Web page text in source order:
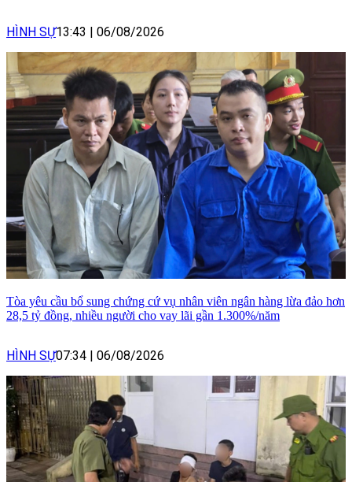
HÌNH SỰ13:43 06/08/2026
Tòa yêu cầu bổ sung chứng cứ vụ nhân viên ngân hàng lừa đảo hơn
28,5 tỷ đồng, nhiều người cho vay lãi gần 1.300%/năm
HÌNH SỰ07:34 06/08/2026